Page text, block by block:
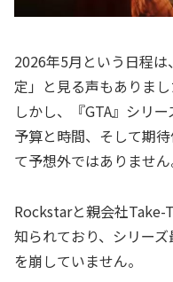
2026年5月という日程
定」と見る声もありまし
しかし、『GTA』シリ
予算と時間、そして期
て予想外ではありません
Rockstarと親会社Take-
知られており、シリー
を崩していません。